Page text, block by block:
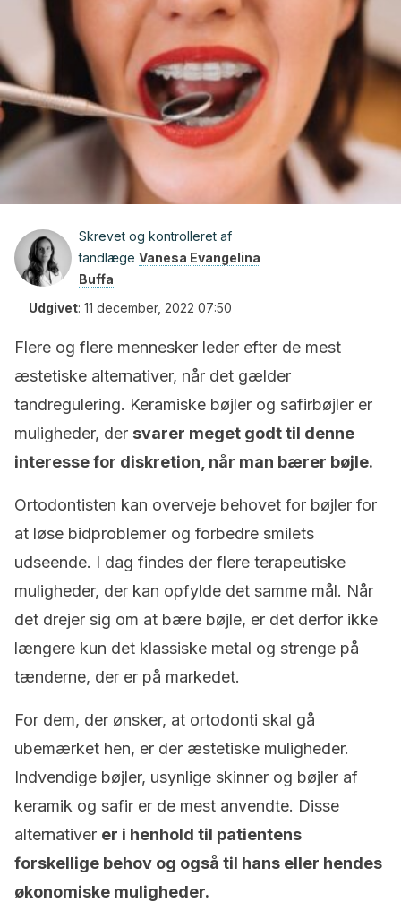
Skrevet og kontrolleret af
tandlæge Vanesa Evangelina
Buffa
Udgivet: 11 december, 2022 07:50
Flere og flere mennesker leder efter de mest
æstetiske alternativer, når det gælder
tandregulering. Keramiske bøjler og safirbøjler er
muligheder, der svarer meget godt til denne
interesse for diskretion, når man bærer bøjle.
Ortodontisten kan overveje behovet for bøjler for
at løse bidproblemer og forbedre smilets
udseende. I dag findes der flere terapeutiske
muligheder, der kan opfylde det samme mål. Når
det drejer sig om at bære bøjle, er det derfor ikke
længere kun det klassiske metal og strenge på
tænderne, der er på markedet.
For dem, der ønsker, at ortodonti skal gå
ubemærket hen, er der æstetiske muligheder.
Indvendige bøjler, usynlige skinner og bøjler af
keramik og safir er de mest anvendte. Disse
alternativer er i henhold til patientens
forskellige behov og også til hans eller hendes
økonomiske muligheder.